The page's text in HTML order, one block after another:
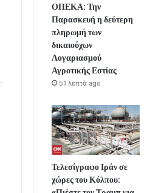
ΟΠΕΚΑ: Την
Παρασκευή η δεύτερη
πληρωμή των
δικαιούχων
Λογαριασμού
Αγροτικής Εστίας
51 λεπτά ago
Τελεσίγραφο Ιράν σε
χώρες του Κόλπου: